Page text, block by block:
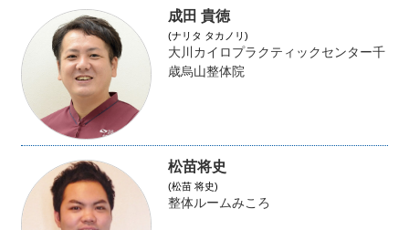
成田 貴徳
(ナリタ タカノリ)
大川カイロプラクティックセンター千
歳烏山整体院
松苗将史
(松苗 将史)
整体ルームみころ